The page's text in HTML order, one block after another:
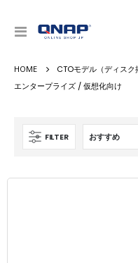
ナ
呼
ぶ
CTOモデル（ディスク
エンタープライズ / 仮想化向け
FILTER